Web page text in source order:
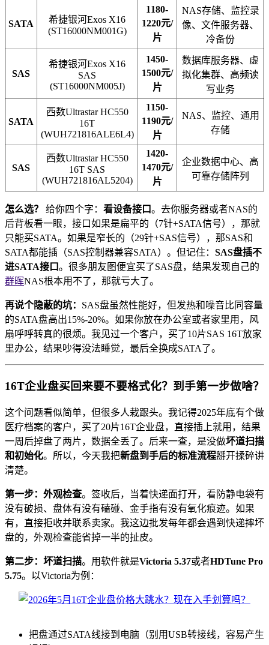
SATA
希捷银河Exos X16
(ST16000NM001G)
1180-
1220元/
片
NAS存储、监控录
像、文件服务器、
冷备份
SAS
希捷银河Exos X16
SAS
(ST16000NM005J)
1450-
1500元/
片
数据库服务器、虚
拟化集群、高频读
写业务
SATA
西数Ultrastar HC550
16T
(WUH721816ALE6L4)
1150-
1190元/
片
NAS、监控、通用
存储
SAS
西数Ultrastar HC550
16T SAS
(WUH721816AL5204)
1420-
1470元/
片
企业数据中心、高
可靠存储阵列
怎么选？ 给你四个字： 看设备接口。去你服务器或者NAS的
后背板看一眼，接口如果是扁平的（7针+SATA信号），那就
只能买SATA。如果是窄长的（29针+SAS信号），那SAS和
SATA都能插（SAS控制器兼容SATA）。但记住： SAS盘插不
进SATA接口。很多朋友图便宜买了SAS盘，结果发现自己的
群晖NAS根本用不了，那就亏大了。
再说个隐蔽的坑： SAS盘虽然性能好，但发热和噪音比同容量
的SATA盘高出15%-20%。如果你放在办公室或者家里用，风
扇呼呼转真的很烦。我见过一个客户，买了10片SAS 16T放家
里办公，结果吵得没法睡觉，最后全换成SATA了。
16T企业盘买回来要不要格式化？到手第一步做啥？
这个问题看似简单，但很多人栽跟头。我记得2025年底有个做
医疗档案的客户，买了20片16T企业盘，直接插上就用，结果
一周后掉盘了两片，数据全丢了。后来一查，是没做坏道扫描
和初始化。所以，今天我把新盘到手后的标准流程掰开揉碎讲
清楚。
第一步：外观检查。签收后，当着快递面打开，看防静电袋有
没有破损、盘体有没有磕碰、金手指有没有氧化痕迹。如果
有，直接拒收并联系卖家。我这边批发每年都会遇到快递摔坏
盘的，外观检查能省掉一半的扯皮。
第二步：坏道扫描。用软件就是Victoria 5.37或者HDTune Pro
5.75。以Victoria为例：
把盘通过SATA线接到电脑（别用USB转接线，容易产生